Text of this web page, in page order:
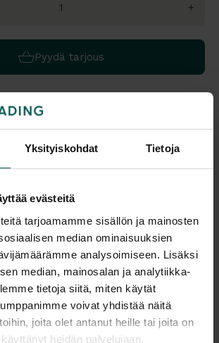
Yksityiskohdat Tietoja
evästeitä
tarjoamamme sisällön ja mainosten
median ominaisuuksien
analysoimiseen. Lisäksi
median, mainosalan ja analytiikka-
tietoja siitä, miten käytät
voivat yhdistää näitä
joita olet antanut heille tai joita on
heidän palvelujaan.
+
Pyydä tarjous
Toimitus
Toimitusaika: 4-7 vko
tuotteet tilattavissa kauttamme.